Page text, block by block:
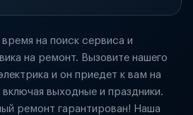
на поиск сервиса и
на ремонт. Вызовите нашего
и он приедет к вам на
выходные и праздники.
ремонт гарантирован! Наша